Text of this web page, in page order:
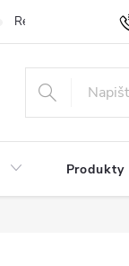
Reklamace a vrácení
Produkty